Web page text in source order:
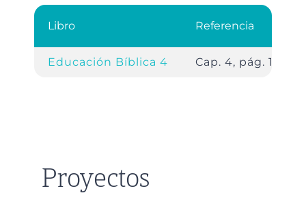
Libro Referencia
Educación Bíblica 4 Cap. 4, pág. 106.
Proyectos